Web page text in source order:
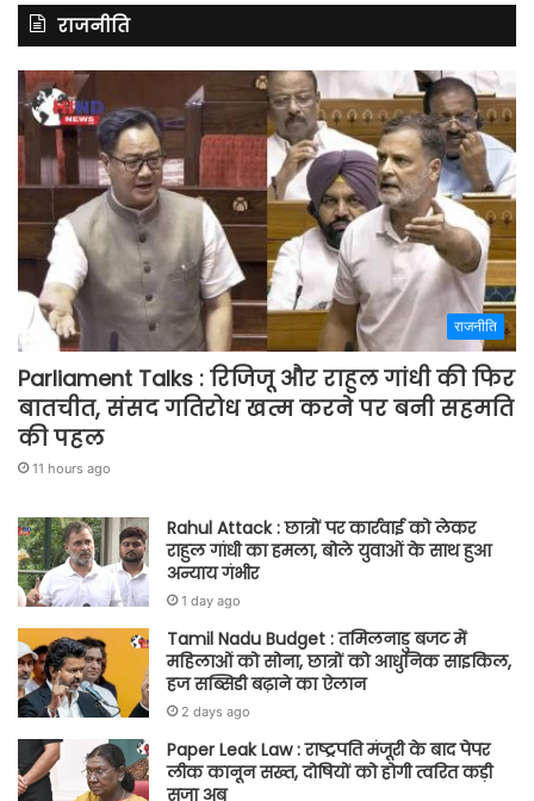
राजनीति
राजनीति
Parliament Talks : रिजिजू और राहुल गांधी की फिर
बातचीत, संसद गतिरोध खत्म करने पर बनी सहमति
की पहल
11 hours ago
Rahul Attack : छात्रों पर कार्रवाई को लेकर
राहुल गांधी का हमला, बोले युवाओं के साथ हुआ
अन्याय गंभीर
1 day ago
Tamil Nadu Budget : तमिलनाडु बजट में
महिलाओं को सोना, छात्रों को आधुनिक साइकिल,
हज सब्सिडी बढ़ाने का ऐलान
2 days ago
Paper Leak Law : राष्ट्रपति मंजूरी के बाद पेपर
लीक कानून सख्त, दोषियों को होगी त्वरित कड़ी
सजा अब